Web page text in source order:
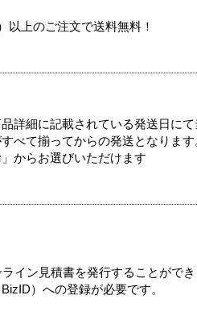
上のご注文で送料無料！
詳細に記載されている発送日にて
べて揃ってからの発送となります
からお選びいただけます
イン見積書を発行することができ
）への登録が必要です。